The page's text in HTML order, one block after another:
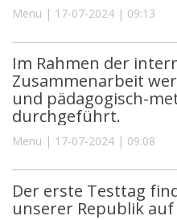
Menu | 17-07-2024 | 09:13
Im Rahmen der
Zusammenarbeit
und pädagogisch-
durchgeführt.
Menu | 17-07-2024 | 09:08
Der erste Testtag
unserer Republik